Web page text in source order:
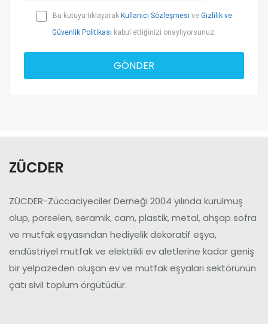
Bu kutuyu tıklayarak Kullanıcı Sözleşmesi ve Gizlilik ve
Güvenlik Politikası kabul ettiğinizi onaylıyorsunuz.
ZÜCDER
ZÜCDER-Züccaciyeciler Derneği 2004 yılında kurulmuş
olup, porselen, seramik, cam, plastik, metal, ahşap sofra
ve mutfak eşyasından hediyelik dekoratif eşya,
endüstriyel mutfak ve elektrikli ev aletlerine kadar geniş
bir yelpazeden oluşan ev ve mutfak eşyaları sektörünün
çatı sivil toplum örgütüdür.